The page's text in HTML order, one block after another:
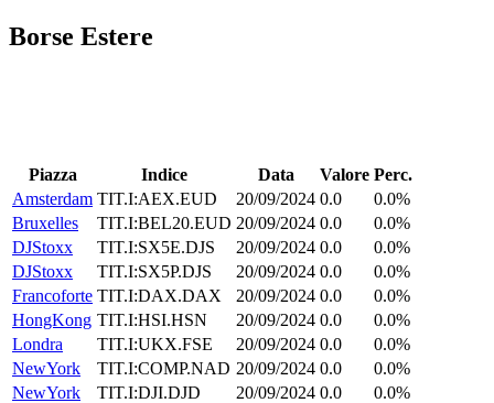
Borse Estere
Piazza Indice Data Valore Perc.
Amsterdam TIT.I:AEX.EUD 20/09/2024 0.0
0.0%
Bruxelles
TIT.I:BEL20.EUD 20/09/2024 0.0
0.0%
DJStoxx
TIT.I:SX5E.DJS 20/09/2024 0.0
0.0%
DJStoxx
TIT.I:SX5P.DJS 20/09/2024 0.0
0.0%
Francoforte TIT.I:DAX.DAX 20/09/2024 0.0
0.0%
HongKong TIT.I:HSI.HSN 20/09/2024 0.0
0.0%
Londra
TIT.I:UKX.FSE 20/09/2024 0.0
0.0%
NewYork
TIT.I:COMP.NAD 20/09/2024 0.0
0.0%
NewYork
TIT.I:DJI.DJD 20/09/2024 0.0
0.0%